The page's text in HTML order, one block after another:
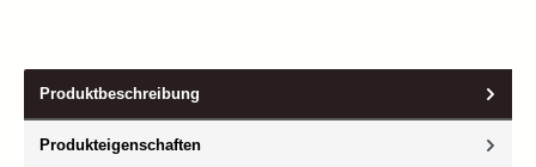
Produktbeschreibung
Produkteigenschaften